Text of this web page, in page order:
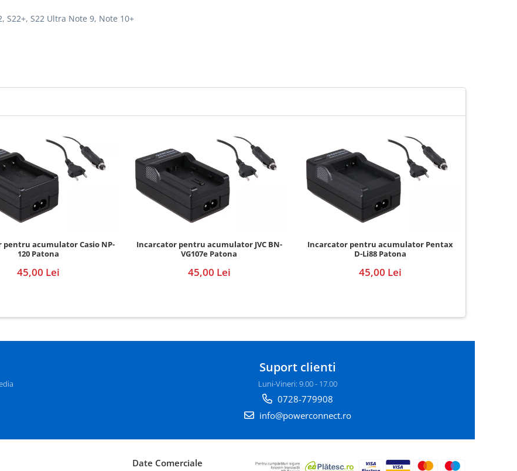
S22+, S22 Ultra Note 9, Note 10+
pentru acumulator Casio NP-
120 Patona
45,00 Lei
Incarcator pentru acumulator JVC BN-
VG107e Patona
45,00 Lei
Incarcator pentru acumulator Pentax
D-Li88 Patona
45,00 Lei
Suport clienti
Luni-Vineri: 9.00 - 17.00
0728-779908
info@powerconnect.ro
Date Comerciale